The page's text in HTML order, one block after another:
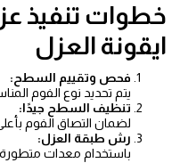
خطوات تنفيذ
ايقونة العزل
فحص وتقييم السطح:
يتم تحديد نوع الفوم
تنظيف السطح جيدًا:
لضمان التصاق الفوم
رش طبقة العزل:
باستخدام معدات